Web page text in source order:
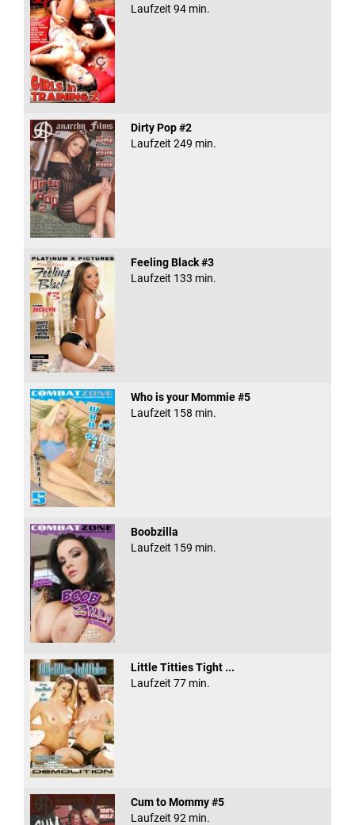
Laufzeit 94 min.
Dirty Pop #2
Laufzeit 249 min.
Feeling Black #3
Laufzeit 133 min.
Who is your Mommie #5
Laufzeit 158 min.
Boobzilla
Laufzeit 159 min.
Little Titties Tight ...
Laufzeit 77 min.
Cum to Mommy #5
Laufzeit 92 min.